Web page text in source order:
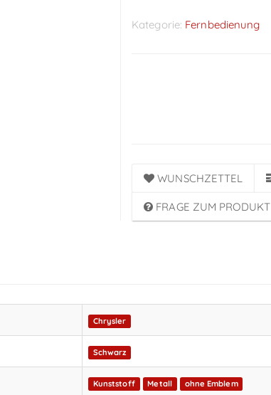
Kategorie: Fernbedienung
WUNSCHZETTEL
FRAGE ZUM PRODUKT
Chrysler
Schwarz
Kunststoff Metall ohne Emblem